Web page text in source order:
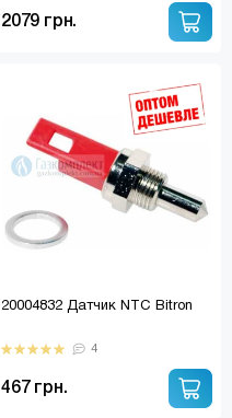
2079 грн.
20004832 Датчик NTC Bitron
4
467 грн.